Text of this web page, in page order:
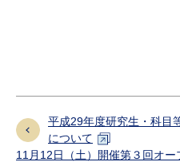
平成29年度研究生・科目
について
11月12日（土）開催第３回オ